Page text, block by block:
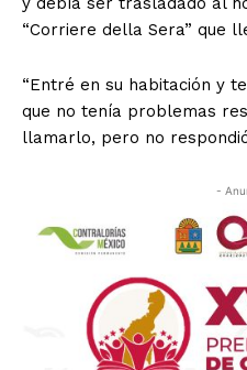
“Corriere della Sera” que
“Entré en su habitación y
que no tenía problemas
llamarlo, pero no
-